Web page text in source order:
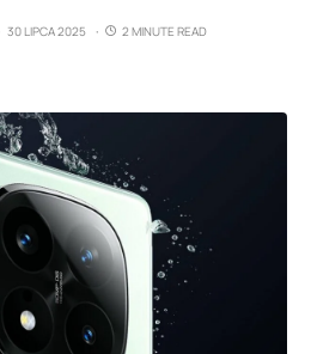
30 LIPCA 2025
2 MINUTE READ